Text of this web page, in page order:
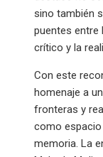
sino también
puentes entre
crítico y la
Con este
homenaje a
fronteras y
como
memoria. La